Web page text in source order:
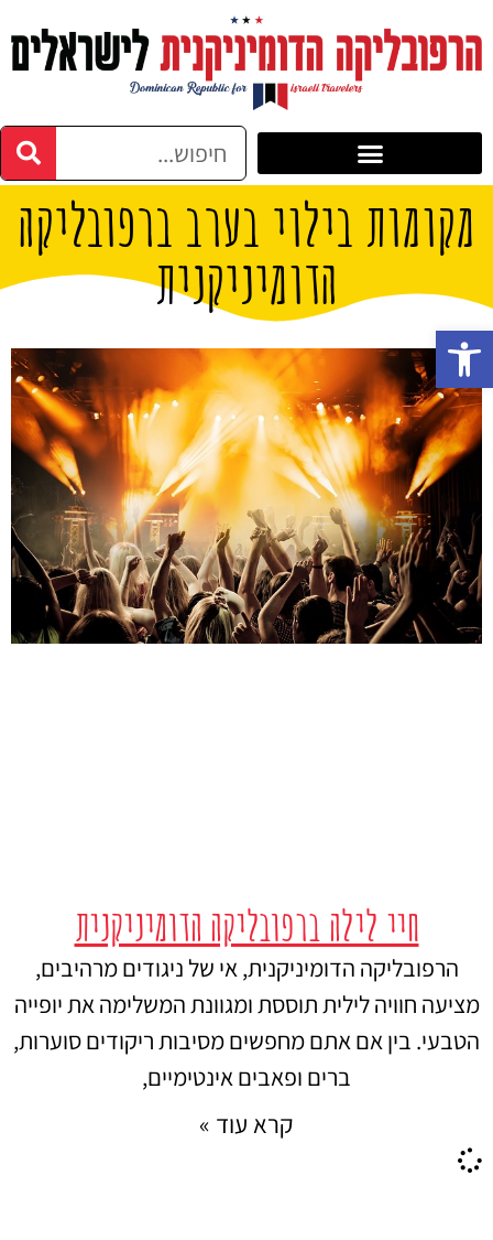
מקומות בילוי בערב ברפובליקה
הדומיניקנית
חיי לילה ברפובליקה הדומיניקנית
הרפובליקה הדומיניקנית, אי של ניגודים מרהיבים,
מציעה חוויה לילית תוססת ומגוונת המשלימה את יופייה
הטבעי. בין אם אתם מחפשים מסיבות ריקודים סוערות,
ברים ופאבים אינטימיים,
קרא עוד »
פתח סרגל נגישות